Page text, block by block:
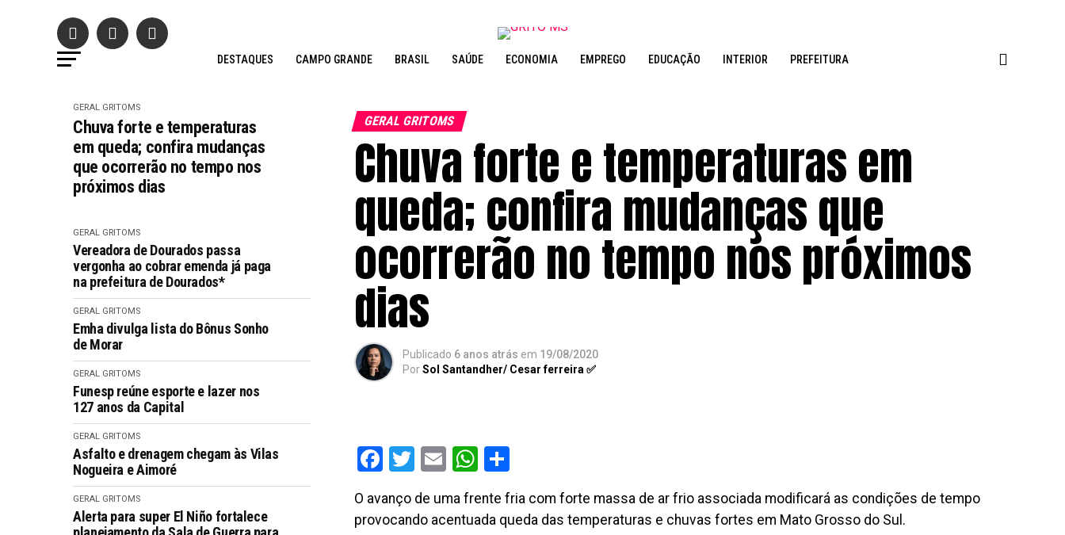
DESTAQUES CAMPO GRANDE BRASIL SAÚDE ECONOMIA EMPREGO EDUCAÇÃO INTERIOR PREFEITURA
GERAL GRITOMS
Chuva forte e temperaturas
em queda; confira mudanças
que ocorrerão no tempo nos
próximos dias
GERAL GRITOMS
Vereadora de Dourados passa
vergonha ao cobrar emenda já paga
na prefeitura de Dourados*
GERAL GRITOMS
Emha divulga lista do Bônus Sonho
de Morar
GERAL GRITOMS
Funesp reúne esporte e lazer nos
127 anos da Capital
GERAL GRITOMS
Asfalto e drenagem chegam às Vilas
Nogueira e Aimoré
GERAL GRITOMS
Alerta para super El Niño fortalece
GERAL GRITOMS
Chuva forte e temperaturas em
queda; confira mudanças que
ocorrerão no tempo nos próximos
dias
Publicado 6 anos atrás em 19/08/2020
PorSol Santandher/ Cesar ferreira ✅
Facebook
Twitter
EmailWhatsApp
O avanço de uma frente fria com forte massa de ar frio associada modificará as condições de tempo
provocando acentuada queda das temperaturas e chuvas fortes em Mato Grosso do Sul.